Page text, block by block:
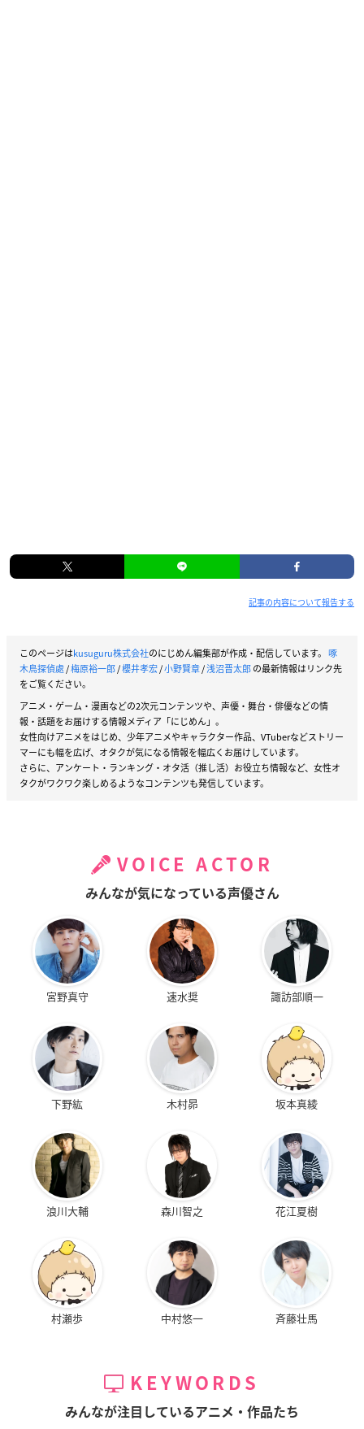
記事の内容について報告する
このページはkusuguru株式会社のにじめん編集部が作成・配信しています。 啄
木鳥探偵處/梅原裕一郎/櫻井孝宏/小野賢章/浅沼晋太郎の最新情報はリンク先
をご覧ください。
アニメ・ゲーム・漫画などの2次元コンテンツや、声優・舞台・俳優などの情
報・話題をお届けする情報メディア「にじめん」。
女性向けアニメをはじめ、少年アニメやキャラクター作品、VTuberなどストリー
マーにも幅を広げ、オタクが気になる情報を幅広くお届けしています。
さらに、アンケート・ランキング・オタ活（推し活）お役立ち情報など、女性オ
タクがワクワク楽しめるようなコンテンツも発信しています。
VOICE ACTOR
みんなが気になっている声優さん
宮野真守 速水奨 諏訪部順一
下野紘 木村昴 坂本真綾
浪川大輔 森川智之 花江夏樹
村瀬歩 中村悠一 斉藤壮馬
KEYWORDS
みんなが注目しているアニメ・作品たち